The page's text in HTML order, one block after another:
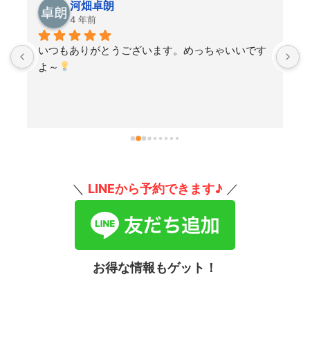
河畑卓朗
4 年前
いつもありがとうございます。めっちゃいいです
よ～
＼ LINEから予約できます♪／
お得な情報もゲット！